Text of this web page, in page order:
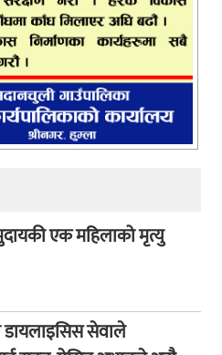
एक महिलाको मृत्यु
डायलाइसिस सेवाले